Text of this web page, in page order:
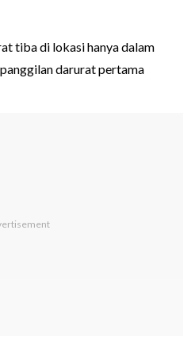
tiba di lokasi hanya dalam
darurat pertama